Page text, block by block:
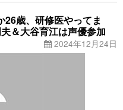
26歳、研修医やってま
＆大谷育江は声優参加
2024年12月24日